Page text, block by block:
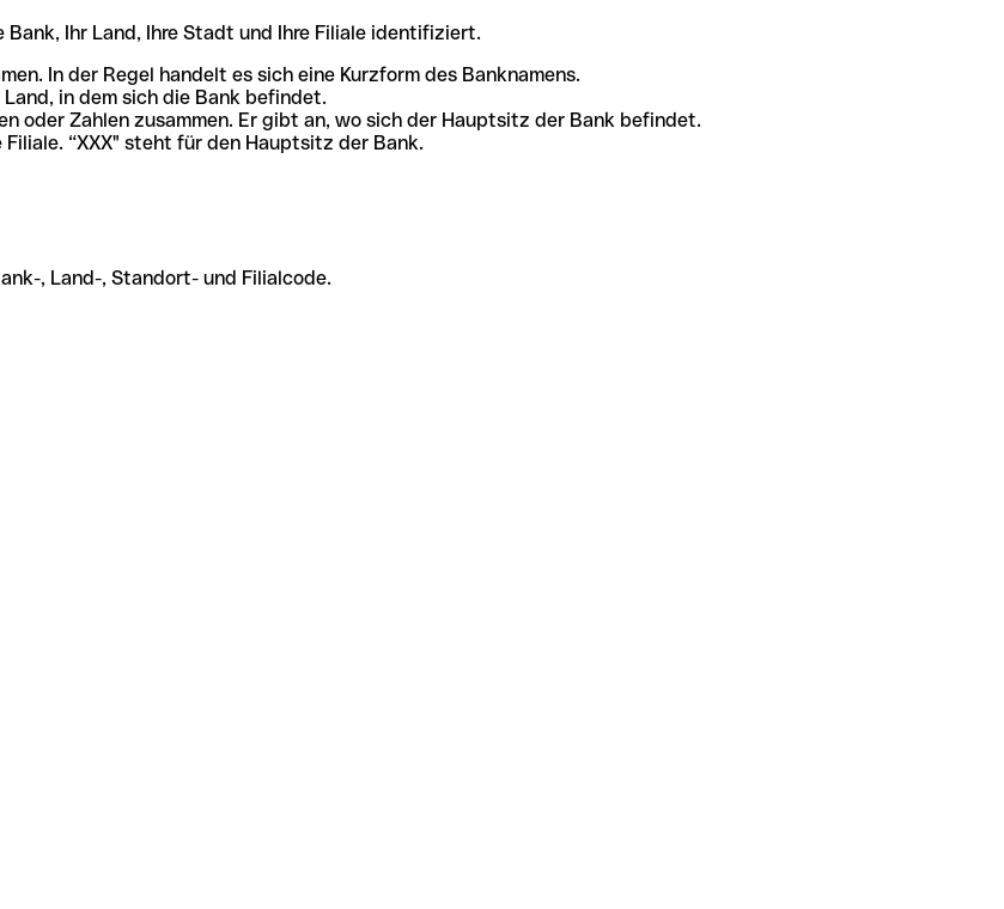
Ihr Land, Ihre Stadt und Ihre Filiale identifiziert.
In der Regel handelt es sich eine Kurzform des Banknamens.
in dem sich die Bank befindet.
oder Zahlen zusammen. Er gibt an, wo sich der Hauptsitz der Bank befindet.
“XXX" steht für den Hauptsitz der Bank.
, Land-, Standort- und Filialcode.